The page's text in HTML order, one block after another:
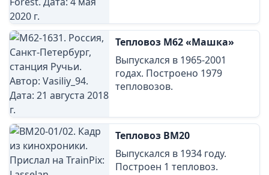
Тепловоз М62 «Машка»
Выпускался в 1965-2001
годах. Построено 1979
тепловозов.
Тепловоз ВМ20
Выпускался в 1934 году.
Построен 1 тепловоз.